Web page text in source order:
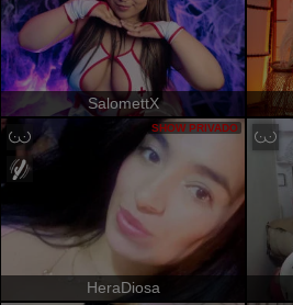
SalomettX
HeraDiosa
SHOW PRIVADO